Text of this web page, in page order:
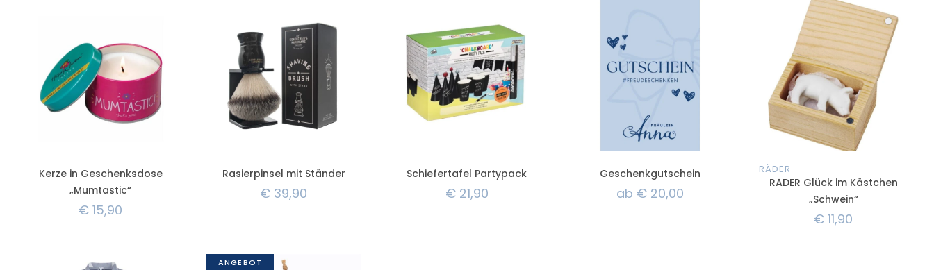
Kerze in Geschenksdose
„Mumtastic“
€ 15,90
Rasierpinsel mit Ständer
€ 39,90
Schiefertafel Partypack
€21,90
Geschenkgutschein
ab € 20,00
RÄDER
RÄDER Glück im Kästchen
„Schwein“
€ 11,90
ANGEBOT